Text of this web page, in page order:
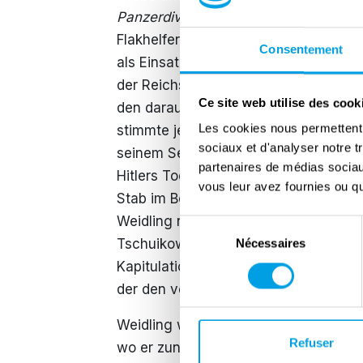
Consentement
Ce site web utilise des
Les cookies nous
sociaux et d'analyser notre
partenaires de médias
vous leur avez fournies ou
Sélection
du
consentement
Nécessaires
Refuser
Panzerdivisionen
Flakhelfereinheiten. Am 26. April
als Einsatzzentrale für Weidling und
der Reichskanzlei lag. Trotz
den darauffolgenden Tagen sowohl
stimmte jedoch schließlich in der
seinem Selbstmord, einem
Hitlers Tod erhielt, besuchte er den
Stab im Bendlerblock, um die Lage
Weidling nach dem Selbstmord von
Tschuikow, dem Befehlshaber der
Kapitulation der Berliner Garnison
der den verbliebenen deutschen
Weidling wurde von der Roten
wo er zunächst intensiv verhört und